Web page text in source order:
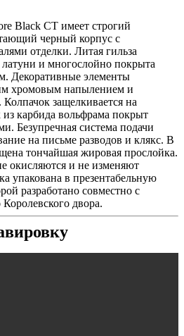
Black СT имеет строгий
черный корпус с
отделки. Литая гильза
и многослойно покрыта
Декоративные элементы
хромовым напылением и
защелкивается на
карбида вольфрама покрыт
Безупречная система подачи
на письме разводов и клякс. В
тончайшая жировая прослойка.
окисляются и не изменяют
упакована в презентабельную
разработано совместно с
двора.